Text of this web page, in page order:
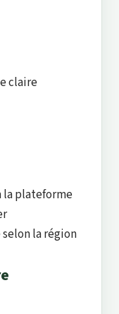
claire
la plateforme
la région